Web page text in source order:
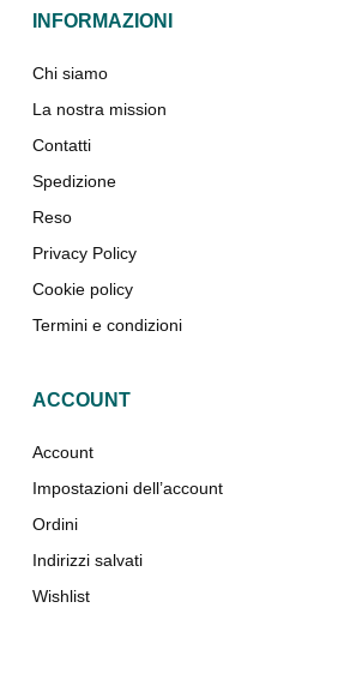
INFORMAZIONI
Chi siamo
La nostra mission
Contatti
Spedizione
Reso
Privacy Policy
Cookie policy
Termini e condizioni
ACCOUNT
Account
Impostazioni dell’account
Ordini
Indirizzi salvati
Wishlist